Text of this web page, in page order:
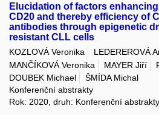
Elucidation of factors
CD20 and thereby efficiency of
antibodies through epigenetic
resistant CLL cells
KOZLOVÁ Veronika
LEDEREROVÁ
MANČÍKOVÁ Veronika
MAYER Jiří
DOUBEK Michael
ŠMÍDA Michal
Konferenční abstrakty
Rok: 2020, druh: Konferenční abstrakty